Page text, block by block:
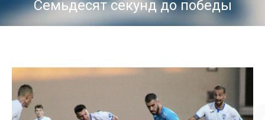
Семьдесят секунд до победы